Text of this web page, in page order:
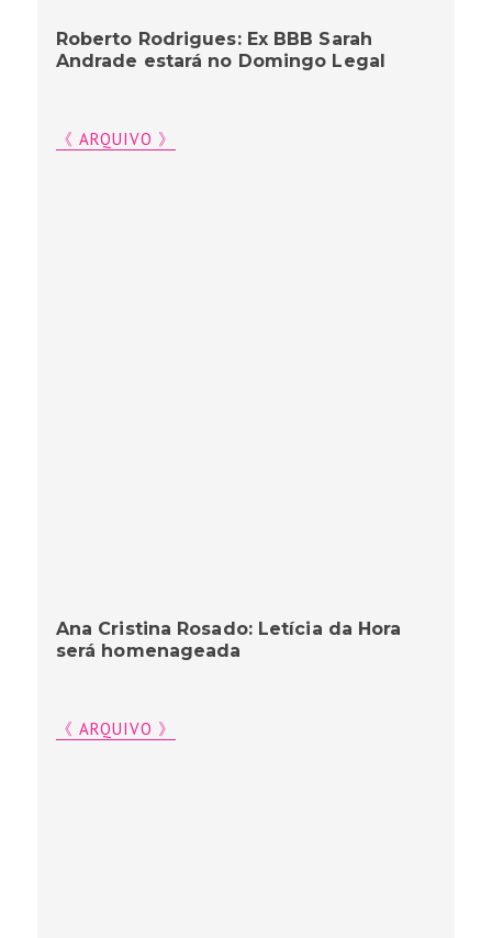
Roberto Rodrigues: Ex BBB Sarah
Andrade estará no Domingo Legal
《 ARQUIVO 》
Ana Cristina Rosado: Letícia da Hora
será homenageada
《 ARQUIVO 》